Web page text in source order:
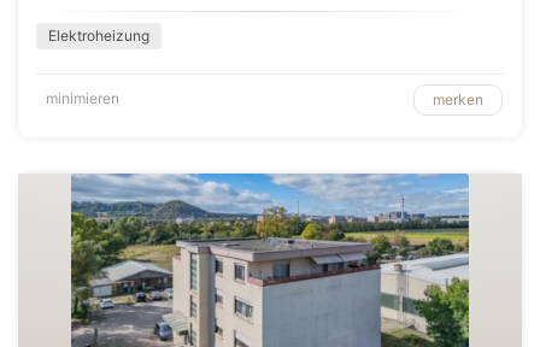
Elektroheizung
minimieren merken